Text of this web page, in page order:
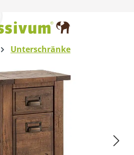
Unterschränke